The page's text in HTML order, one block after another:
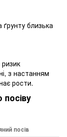
ґрунту близька
з настанням
рости.
посів